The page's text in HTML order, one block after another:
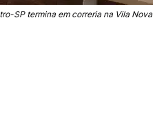
SP termina em correria na Vila Nova